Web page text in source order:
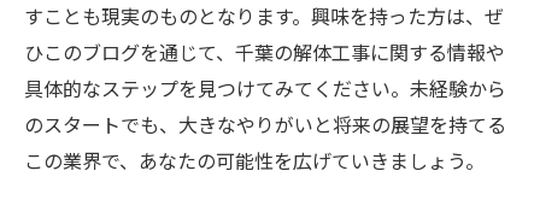
すことも現実のものとなります。興味を持った方は、ぜ
ひこのブログを通じて、千葉の解体工事に関する情報や
具体的なステップを見つけてみてください。未経験から
のスタートでも、大きなやりがいと将来の展望を持てる
この業界で、あなたの可能性を広げていきましょう。